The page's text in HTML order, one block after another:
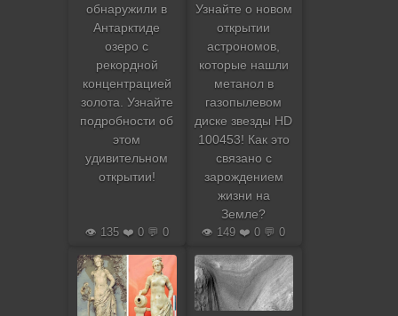
обнаружили в
Антарктиде
озеро с
рекордной
концентрацией
золота. Узнайте
подробности об
этом
удивительном
открытии!
👁️ 135 ❤️ 0 💬 0
Узнайте о новом
открытии
астрономов,
которые нашли
метанол в
газопылевом
диске звезды HD
100453! Как это
связано с
зарождением
жизни на
Земле?
👁️ 149 ❤️ 0 💬 0